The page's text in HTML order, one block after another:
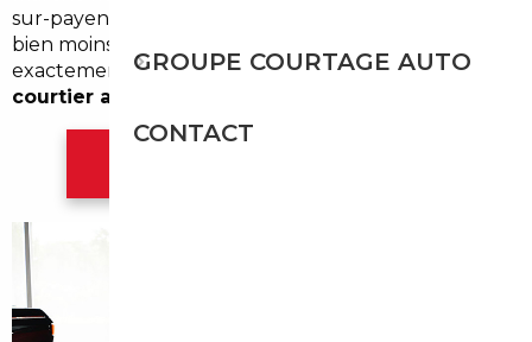
sur-payent un véhicule qu'ils auraient pu obtenir
bien moins cher en l'important d'Europe. C'est
exactement là qu'intervient notre service de
courtier automobile à Bègles
GROUPE COURTAGE AUTO
CONTACT